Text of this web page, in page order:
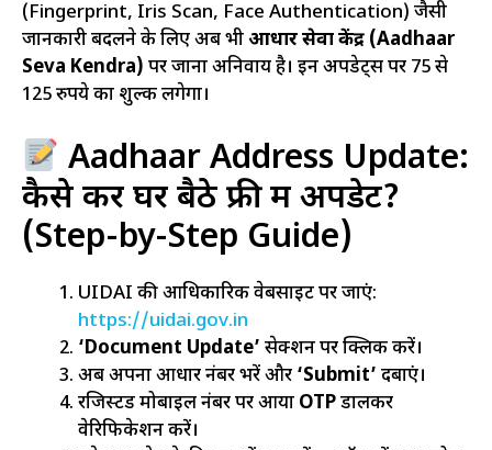
(Fingerprint, Iris Scan, Face Authentication) जैसी
जानकारी बदलने के लिए अब भीआधार सेवा केंद्र (Aadhaar
Seva Kendra) पर जाना अनिवार्य है। इन अपडेट्स पर 75 से
125 रुपये का शुल्क लगेगा।
Aadhaar Address Update:
कैसे करें घर बैठे फ्री में अपडेट?
(Step-by-Step Guide)
UIDAI की आधिकारिक वेबसाइट पर जाएं:
https://uidai.gov.in
‘Document Update’ सेक्शन पर क्लिक करें।
अब अपना आधार नंबर भरें और ‘Submit’ दबाएं।
रजिस्टर्ड मोबाइल नंबर पर आया OTPडालकर
वेरिफिकेशन करें।